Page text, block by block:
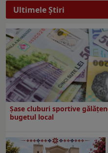
Ultimele Ştiri
Şase cluburi sportive
bugetul local